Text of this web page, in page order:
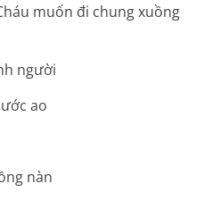
muốn đi chung xuồng
người
ao
nàn